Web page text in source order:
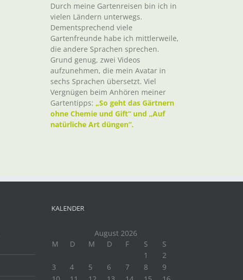
Durch meine Gartenreisen bin ich in
vielen Ländern unterwegs.
Dementsprechend viele
Gartenfreunde habe ich mittlerweile,
die andere Sprachen sprechen.
Grund genug, zwei Videos
aufzunehmen, die mein Avatar in
sechs Sprachen übersetzt. Viel
Vergnügen beim Anhören meiner
Gartentipps: „So geht das Gärtnern
ohne Chemie und Gift“ und „Auf
natürliche Art düngen“.
KALENDER
August 2026
M
D M D F S
S
1
2
3
4 5 6 7 8
9